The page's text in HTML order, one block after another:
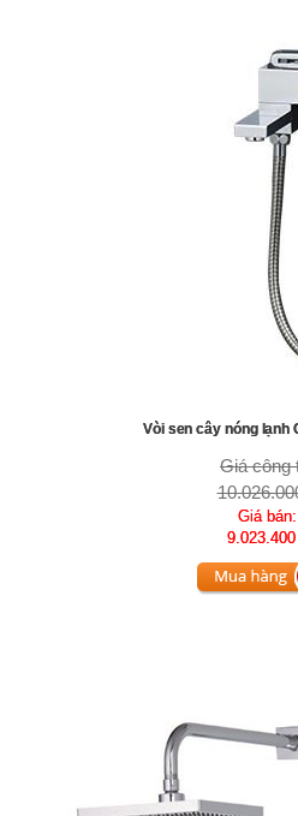
Vòi sen cây nóng lạnh
Giá công
Giá bán: